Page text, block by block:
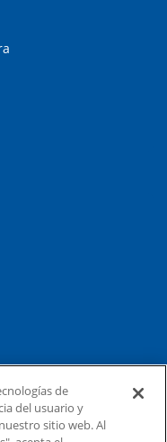
de
del usuario y
sitio web. Al